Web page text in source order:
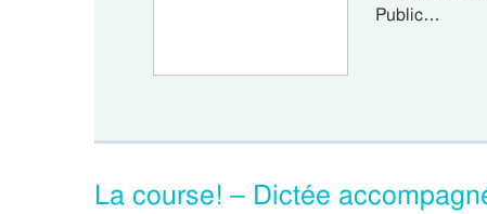
Public…
La course! – Dictée